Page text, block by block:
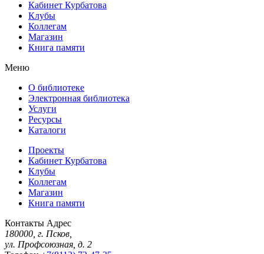
Кабинет Курбатова
Клубы
Коллегам
Магазин
Книга памяти
Меню
О библиотеке
Электронная библиотека
Услуги
Ресурсы
Каталоги
Проекты
Кабинет Курбатова
Клубы
Коллегам
Магазин
Книга памяти
Контакты Адрес
180000, г. Псков,
ул. Профсоюзная, д. 2